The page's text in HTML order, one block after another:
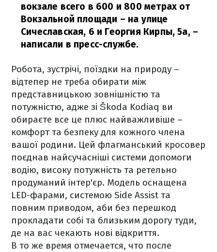
вокзале всего в 600 и 800 метрах от
Вокзальной площади – на улице
Сичеславская, 6 и Георгия Кирпы, 5а, –
написали в пресс-службе.
Робота, зустрічі, поїздки на природу –
відтепер не треба обирати між
представницькою зовнішністю та
потужністю, адже зі Škoda Kodiaq ви
обираєте все це плюс найважливіше –
комфорт та безпеку для кожного члена
вашої родини. Цей флагманський кросовер
поєднав найсучасніші системи допомоги
водію, високу потужність та ретельно
продуманий інтер'єр. Модель оснащена
LED-фарами, системою Side Assist та
повним приводом, аби без перешкод
прокладати собі та близьким дорогу туди,
де на вас чекають нові відкриття.
В то же время отмечается, что после